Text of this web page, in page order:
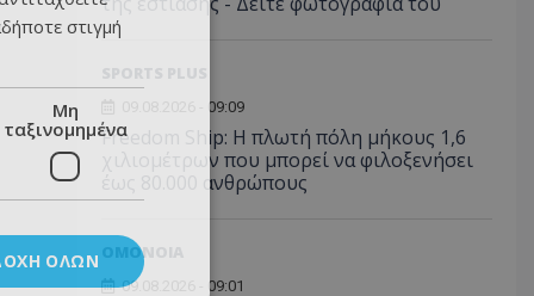
09.08.2026 - 09:09
Freedom Ship: Η πλωτή πόλη μήκους 1,6
χιλιομέτρων που μπορεί να φιλοξενήσει
έως 80.000 ανθρώπους
ΟΜΟΝΟΙΑ
09.08.2026 - 09:01
στιγμή
Μη
ταξινομημένα
ΌΛΩΝ